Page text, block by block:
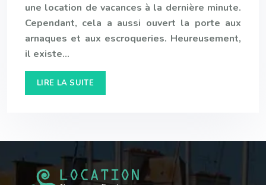
une location de vacances à la dernière minute.
Cependant, cela a aussi ouvert la porte aux
arnaques et aux escroqueries. Heureusement,
il existe…
LIRE LA SUITE